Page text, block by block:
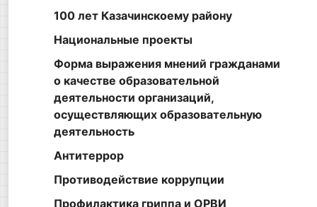
100 лет Казачинскоему району
Национальные проекты
Форма выражения мнений гражданами
о качестве образовательной
деятельности организаций,
осуществляющих образовательную
деятельность
Антитеррор
Противодействие коррупции
Профилактика гриппа и ОРВИ